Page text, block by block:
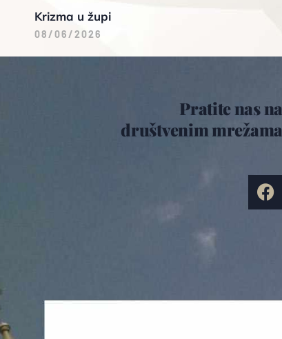
Krizma u župi
08/06/2026
Pratite nas na
društvenim mrežama